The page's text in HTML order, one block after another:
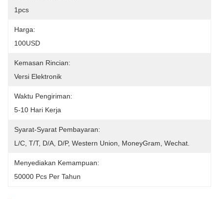
1pcs
Harga:
100USD
Kemasan Rincian:
Versi Elektronik
Waktu Pengiriman:
5-10 Hari Kerja
Syarat-Syarat Pembayaran:
L/C, T/T, D/A, D/P, Western Union, MoneyGram, Wechat.
Menyediakan Kemampuan:
50000 Pcs Per Tahun